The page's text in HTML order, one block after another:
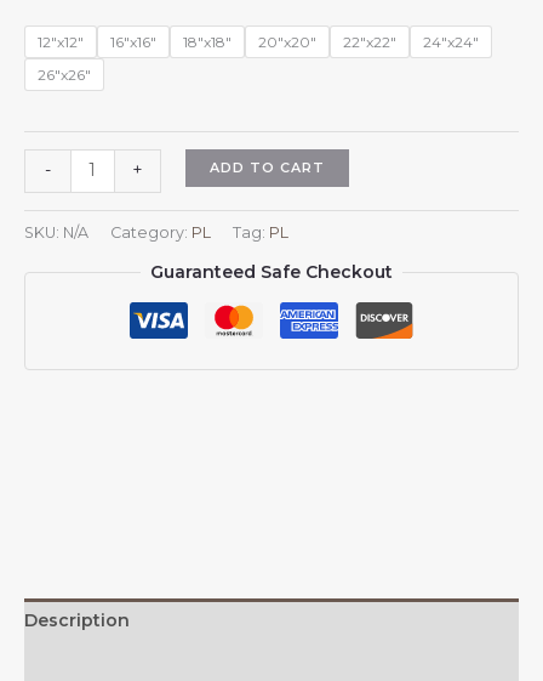
$15.99
12"x12" 16"x16" 18"x18" 20"x20" 22"x22"
24"x24"
26"x26"
-
Kwadratowe
poszewki
na
poduszki
z
nowozelandzkim
quantity
+ ADD TO CART
SKU: N/A Category: PL Tag: PL
Guaranteed Safe Checkout
Description